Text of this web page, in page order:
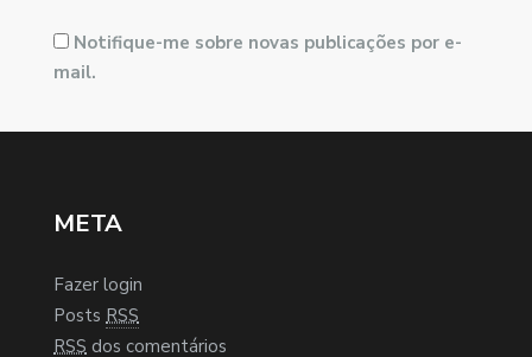
Notifique-me sobre novas publicações por e-
mail.
META
Fazer login
Posts RSS
RSS dos comentários